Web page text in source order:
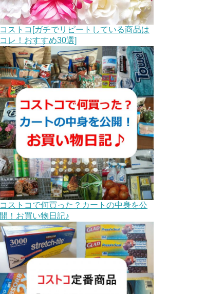
コストコ[ガチでリピートしている商品は
コレ！おすすめ30選]
コストコで何買った？カートの中身を公
開！お買い物日記♪